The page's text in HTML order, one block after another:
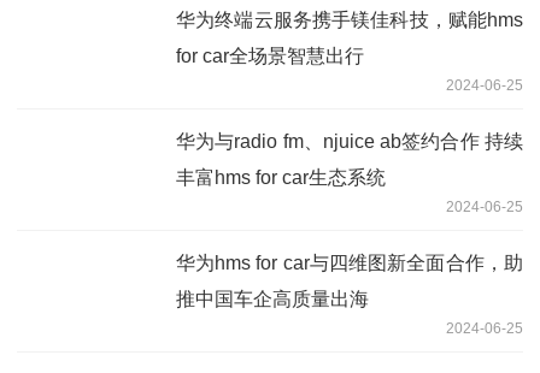
华为终端云服务携手镁佳科技，赋能hms
for car全场景智慧出行
2024-06-25
华为与radio fm、njuice ab签约合作 持续
丰富hms for car生态系统
2024-06-25
华为hms for car与四维图新全面合作，助
推中国车企高质量出海
2024-06-25